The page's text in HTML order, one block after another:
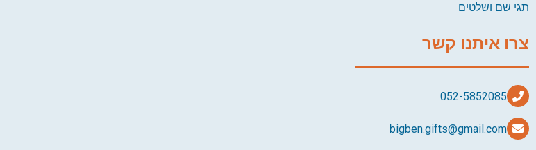
תגי שם ושלטים
צרו איתנו קשר
bigben.gifts@gmail.com